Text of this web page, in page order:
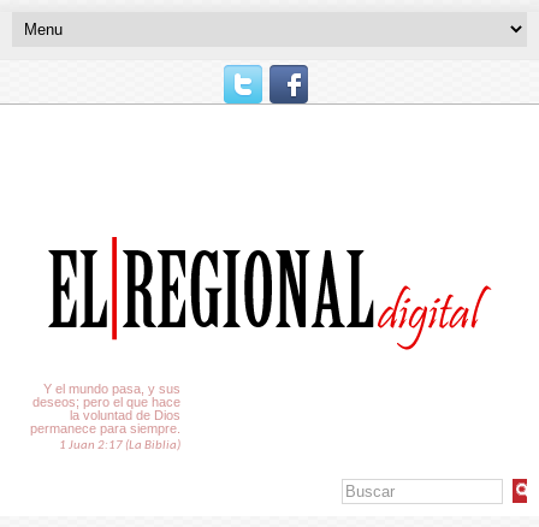
Y el mundo pasa, y sus
deseos; pero el que hace
la voluntad de Dios
permanece para siempre.
1 Juan 2:17 (La Biblia)